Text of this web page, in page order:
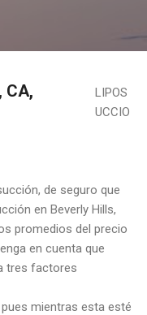
CA,
LIPOS
UCCIO
de seguro que
en Beverly Hills,
promedios del precio
en cuenta que
tres factores
mientras esta esté